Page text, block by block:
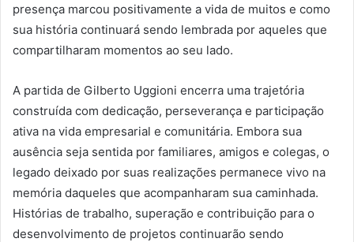
presença marcou positivamente a vida de muitos e como
sua história continuará sendo lembrada por aqueles que
compartilharam momentos ao seu lado.
A partida de Gilberto Uggioni encerra uma trajetória
construída com dedicação, perseverança e participação
ativa na vida empresarial e comunitária. Embora sua
ausência seja sentida por familiares, amigos e colegas, o
legado deixado por suas realizações permanece vivo na
memória daqueles que acompanharam sua caminhada.
Histórias de trabalho, superação e contribuição para o
desenvolvimento de projetos continuarão sendo